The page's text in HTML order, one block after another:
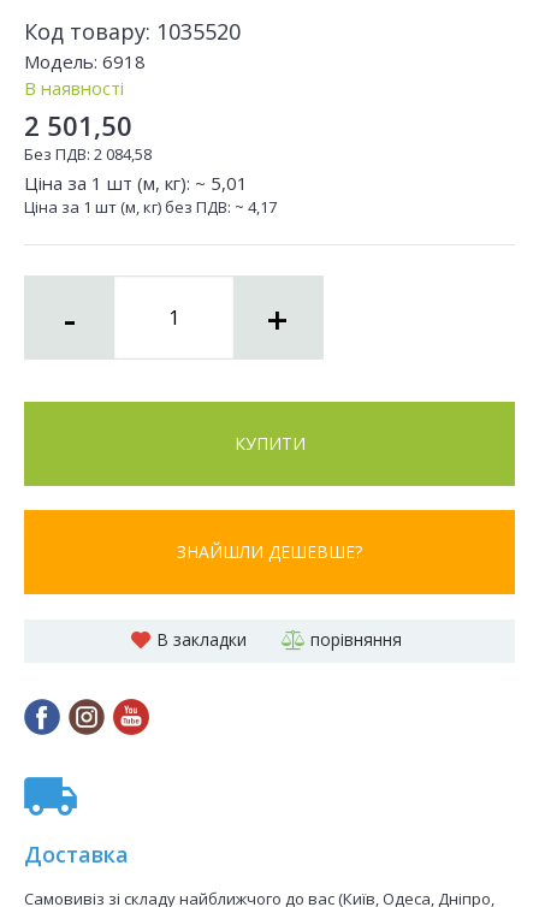
Код товару: 1035520
Модель: 6918
В наявності
2 501,50
Без ПДВ: 2 084,58
Ціна за 1 шт (м, кг): ~ 5,01
Ціна за 1 шт (м, кг) без ПДВ: ~ 4,17
- +
КУПИТИ
ЗНАЙШЛИ ДЕШЕВШЕ?
В закладки порівняння
Доставка
Самовивіз зі складу найближчого до вас (Київ, Одеса, Дніпро,